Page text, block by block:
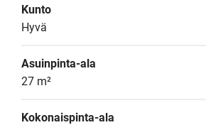
Kunto
Hyvä
Asuinpinta-ala
27 m²
Kokonaispinta-ala